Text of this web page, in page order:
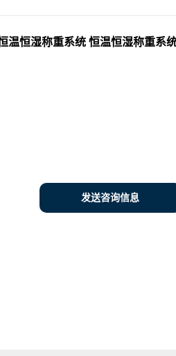
温恒湿称重系统 恒温恒湿称重系
发送咨询信息